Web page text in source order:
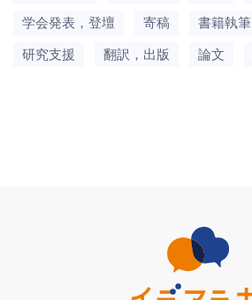
学会発表，登壇
寄稿 書籍執筆
研究支援
翻訳，出版 論文